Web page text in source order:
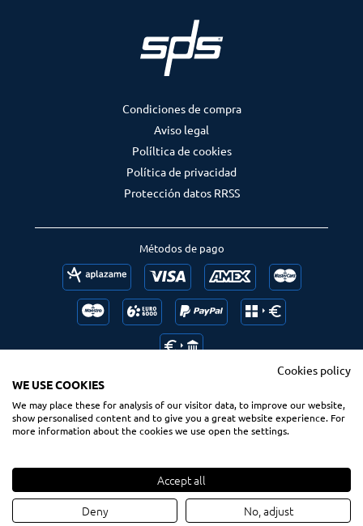
© 2020 Spsurf.com
Derechos reservados
Métodos de pago
Follow us Ranking us
Condiciones de compra
Aviso legal
Políltica de cookies
Política de privacidad
Protección datos RRSS
Cookies policy
WE USE COOKIES
We may place these for analysis of our visitor data, to improve our website,
show personalised content and to give you a great website experience. For
more information about the cookies we use open the settings.
Accept all
Deny
No, adjust